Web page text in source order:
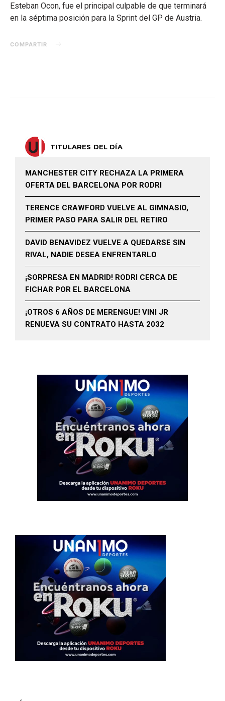
Esteban Ocon, fue el principal culpable de que terminará
en la séptima posición para la Sprint del GP de Austria.
COMPARTIR
TITULARES DEL DÍA
MANCHESTER CITY RECHAZA LA PRIMERA
OFERTA DEL BARCELONA POR RODRI
TERENCE CRAWFORD VUELVE AL GIMNASIO,
PRIMER PASO PARA SALIR DEL RETIRO
DAVID BENAVIDEZ VUELVE A QUEDARSE SIN
RIVAL, NADIE DESEA ENFRENTARLO
¡SORPRESA EN MADRID! RODRI CERCA DE
FICHAR POR EL BARCELONA
¡OTROS 6 AÑOS DE MERENGUE! VINI JR
RENUEVA SU CONTRATO HASTA 2032